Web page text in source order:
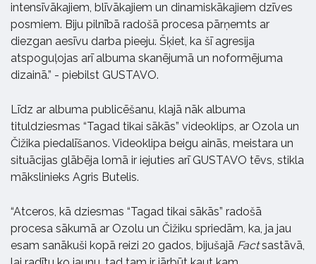
intensīvākajiem, blīvākajiem un dinamiskākajiem dzīves
posmiem. Biju pilnībā radošā procesa pārņemts ar
diezgan aesīvu darba pieeju. Šķiet, ka šī agresija
atspoguļojas arī albuma skanējumā un noformējuma
dizainā.” - piebilst GUSTAVO.
Līdz ar albuma publicēšanu, klajā nāk albuma
tituldziesmas “Tagad tikai sākās” videoklips, ar Ozola un
Čižika piedalīšanos. Videoklipa beigu ainās, meistara un
situācijas glābēja lomā ir iejuties arī GUSTAVO tēvs, stikla
mākslinieks Agris Butelis.
“Atceros, kā dziesmas “Tagad tikai sākās” radošā
procesa sākumā ar Ozolu un Čižiku spriedām, ka, ja jau
esam sanākuši kopā reizi 20 gados, bijušajā Factsastāvā,